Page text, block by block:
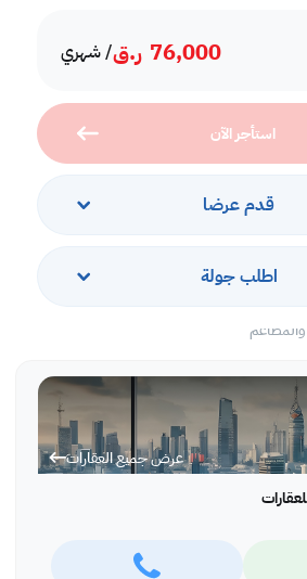
76,000 ر.ق/ شهري
استأجر الآن
قدم عرضا
اطلب جولة
عرض جميع العقارات
- 100 موقف
اليوم!